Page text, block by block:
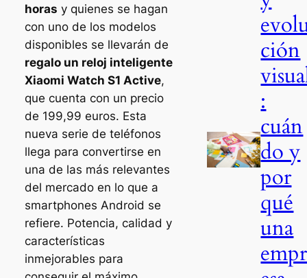
horas y quienes se hagan
con uno de los modelos
disponibles se llevarán de
regalo un reloj inteligente
Xiaomi Watch S1 Active,
que cuenta con un precio
de 199,99 euros. Esta
nueva serie de teléfonos
llega para convertirse en
una de las más relevantes
del mercado en lo que a
smartphones Android se
refiere. Potencia, calidad y
características
inmejorables para
ción
:
cuán
do y
por
qué
una
empr